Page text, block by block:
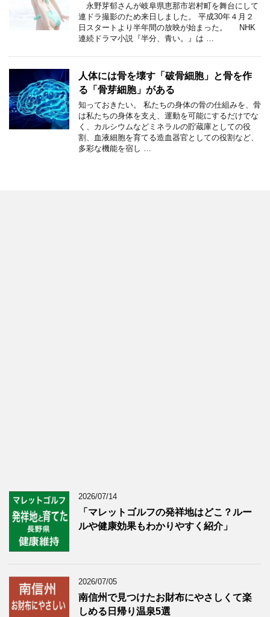
永野芽郁さんが岐阜県恵那市岩村町を舞台にして
連ドラ撮影のため来日しました。 平成30年４月２
日スタートより半年間の放映が始まった。 NHK
連続ドラマ小説『半分、青い。』は …
人体には骨を壊す「破骨細胞」と骨を作
る「骨芽細胞」がある
知っておきたい。 私たちの身体の骨の仕組みを、骨
は私たちの身体を支え、運動を可能にするだけでな
く、カルシウムなどミネラルの貯蔵庫としての役
割、血液細胞を育てる造血器官としての役割など、
多彩な機能を宿し …
2026/07/14
「マレットゴルフの発祥地はどこ？ルー
ルや健康効果もわかりやすく紹介」
2026/07/05
南信州で見つけたお財布にやさしくて楽
しめる日帰り温泉5選